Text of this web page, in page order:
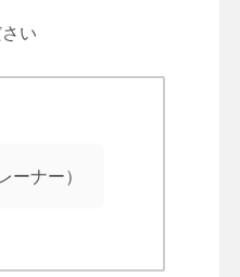
い
ナー）